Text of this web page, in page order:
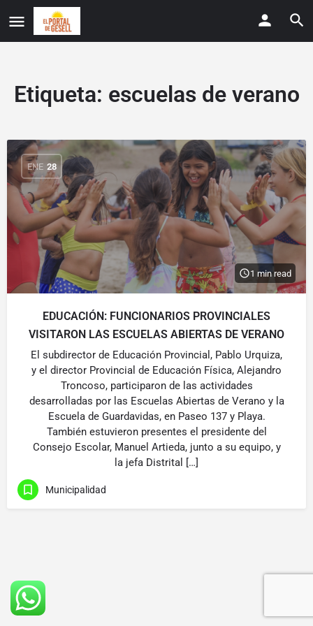
Etiqueta: escuelas de verano
ENE 28
1 min read
EDUCACIÓN: FUNCIONARIOS PROVINCIALES
VISITARON LAS ESCUELAS ABIERTAS DE VERANO
El subdirector de Educación Provincial, Pablo Urquiza,
y el director Provincial de Educación Física, Alejandro
Troncoso, participaron de las actividades
desarrolladas por las Escuelas Abiertas de Verano y la
Escuela de Guardavidas, en Paseo 137 y Playa.
También estuvieron presentes el presidente del
Consejo Escolar, Manuel Artieda, junto a su equipo, y
la jefa Distrital […]
Municipalidad